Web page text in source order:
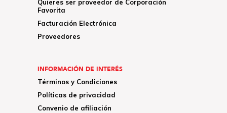
Quieres ser proveedor de Corporación
Favorita
Facturación Electrónica
Proveedores
INFORMACIÓN DE INTERÉS
Términos y Condiciones
Políticas de privacidad
Convenio de afiliación